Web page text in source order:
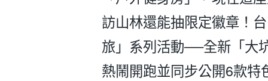
訪山林還能抽限定徽章！
旅」系列活動──全新「大
熱鬧開跑並同步公開6款